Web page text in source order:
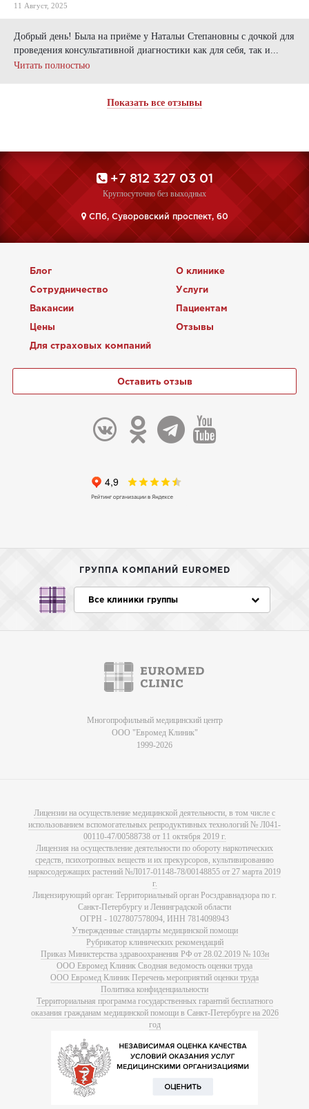
11 Август, 2025
Добрый день! Была на приёме у Натальи Степановны с дочкой для
проведения консультативной диагностики как для себя, так и...
Читать полностью
Показать все отзывы
+7 812 327 03 01
Круглосуточно без выходных
CПб, Суворовский проспект, 60
Блог О клинике
Сотрудничество Услуги
Вакансии Пациентам
Цены Отзывы
Для страховых компаний
Оставить отзыв
ГРУППА КОМПАНИЙ EUROMED
Все клиники группы
Многопрофильный медицинский центр
ООО "Евромед Клиник"
1999-2026
Лицензии на осуществление медицинской деятельности, в том числе с
использованием вспомогательных репродуктивных технологий № Л041-
00110-47/00588738 от 11 октября 2019 г.
Лицензия на осуществление деятельности по обороту наркотических
средств, психотропных веществ и их прекурсоров, культивированию
наркосодержащих растений №Л017-01148-78/00148855 от 27 марта 2019
г.
Лицензирующий орган: Территориальный орган Росздравнадзора по г.
Санкт-Петербургу и Ленинградской области
ОГРН - 1027807578094, ИНН 7814098943
Утвержденные стандарты медицинской помощи
Рубрикатор клинических рекомендаций
Приказ Министерства здравоохранения РФ от 28.02.2019 № 103н
ООО Евромед Клиник Сводная ведомость оценки труда
ООО Евромед Клиник Перечень мероприятий оценки труда
Политика конфиденциальности
Территориальная программа государственных гарантий бесплатного
оказания гражданам медицинской помощи в Санкт-Петербурге на 2026
год